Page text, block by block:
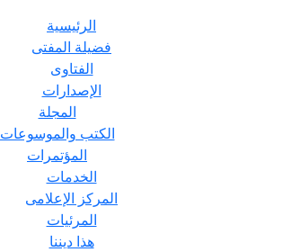
الرئيسية
فضيلة المفتى
الفتاوى
الإصدارات
المجلة
الكتب والموسوعات
المؤتمرات
الخدمات
المركز الإعلامى
المرئيات
هذا ديننا